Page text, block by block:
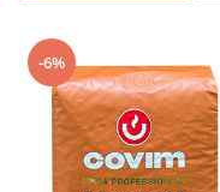
Ciocolata calda
Lapte instant
Pliculete Zahar si Miere
Siropuri
-6%